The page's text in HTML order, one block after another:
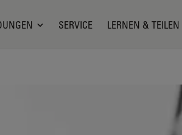
SERVICE LERNEN & TEILEN